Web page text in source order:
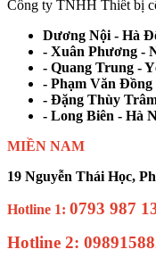
Công ty TNHH Thiết bị
Dương Nội - Hà
- Xuân Phương -
- Quang Trung -
- Phạm Văn Đồng
- Đặng Thùy
- Long Biên - Hà
MIỀN NAM
19 Nguyễn Thái Học,
Hotline 1: 0793 987
Hotline 2: